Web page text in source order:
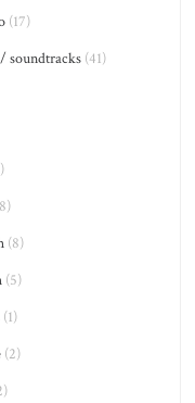
(17)
soundtracks(41)
(8)
(5)
(1)
(2)